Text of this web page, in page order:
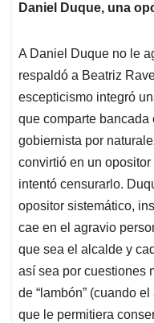
Daniel Duque, una
A Daniel Duque no le
respaldó a Beatriz
escepticismo integró
que comparte bancada
gobiernista por
convirtió en un opositor
intentó censurarlo.
opositor sistemático,
cae en el agravio
que sea el alcalde y
así sea por cuestiones
de “lambón” (cuando
que le permitiera